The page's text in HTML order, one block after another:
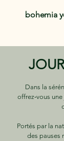
bohemia
Dans la
offrez‑vous
Portés par la
des pauses